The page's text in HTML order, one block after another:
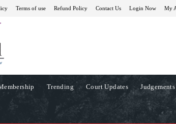
Terms of use Refund Policy Contact Us Login Now My
Trending Court Updates Judgements